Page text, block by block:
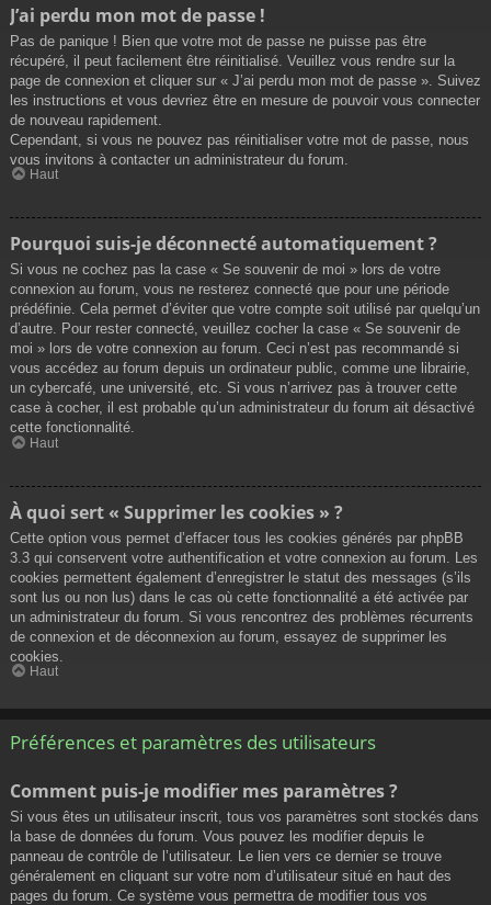
J’ai perdu mon mot de passe !
Pas de panique ! Bien que votre mot de passe ne puisse pas être
récupéré, il peut facilement être réinitialisé. Veuillez vous rendre sur la
page de connexion et cliquer sur « J’ai perdu mon mot de passe ». Suivez
les instructions et vous devriez être en mesure de pouvoir vous connecter
de nouveau rapidement.
Cependant, si vous ne pouvez pas réinitialiser votre mot de passe, nous
vous invitons à contacter un administrateur du forum.
Haut
Pourquoi suis-je déconnecté automatiquement ?
Si vous ne cochez pas la case « Se souvenir de moi » lors de votre
connexion au forum, vous ne resterez connecté que pour une période
prédéfinie. Cela permet d’éviter que votre compte soit utilisé par quelqu’un
d’autre. Pour rester connecté, veuillez cocher la case « Se souvenir de
moi » lors de votre connexion au forum. Ceci n’est pas recommandé si
vous accédez au forum depuis un ordinateur public, comme une librairie,
un cybercafé, une université, etc. Si vous n’arrivez pas à trouver cette
case à cocher, il est probable qu’un administrateur du forum ait désactivé
cette fonctionnalité.
Haut
À quoi sert « Supprimer les cookies » ?
Cette option vous permet d’effacer tous les cookies générés par phpBB
3.3 qui conservent votre authentification et votre connexion au forum. Les
cookies permettent également d’enregistrer le statut des messages (s’ils
sont lus ou non lus) dans le cas où cette fonctionnalité a été activée par
un administrateur du forum. Si vous rencontrez des problèmes récurrents
de connexion et de déconnexion au forum, essayez de supprimer les
cookies.
Haut
Préférences et paramètres des utilisateurs
Comment puis-je modifier mes paramètres ?
Si vous êtes un utilisateur inscrit, tous vos paramètres sont stockés dans
la base de données du forum. Vous pouvez les modifier depuis le
panneau de contrôle de l’utilisateur. Le lien vers ce dernier se trouve
généralement en cliquant sur votre nom d’utilisateur situé en haut des
pages du forum. Ce système vous permettra de modifier tous vos